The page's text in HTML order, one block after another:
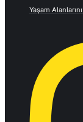
Yaşam